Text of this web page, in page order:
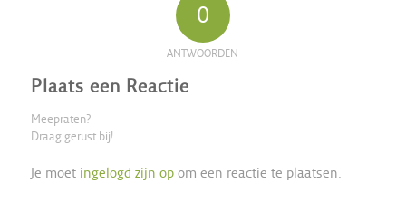
0
ANTWOORDEN
Plaats een Reactie
Meepraten?
Draag gerust bij!
Je moet ingelogd zijn opom een reactie te plaatsen.